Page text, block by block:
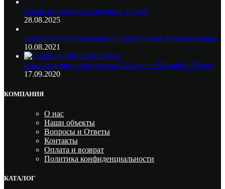
Какие радиаторы отопления лучше?
28.08.2025
Какой трубчатый радиатор ставят у себя дома продавцы
10.08.2021
Какой кондиционер лучше Daikin или Mitsubishi Heavy
17.09.2020
КОМПАНИЯ
О нас
Наши объекты
Вопросы и Ответы
Контакты
Оплата и возврат
Политика конфиденциальности
КАТАЛОГ